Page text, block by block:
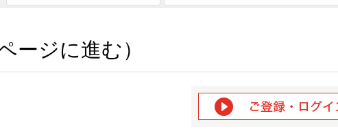
マイページに進む）
ージに進む）